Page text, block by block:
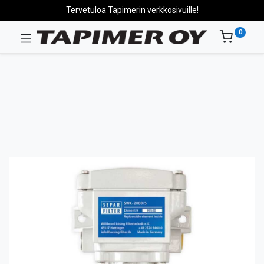
Tervetuloa Tapimerin verkkosivuille!
0